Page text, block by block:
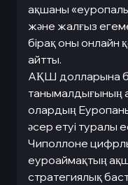
ақшаны
және жалғыз
бірақ оны онлайн
айтты.
АҚШ долларына
танымалдығының
олардың
әсер етуі туралы
Чиполлоне
еуроаймақтың
стратегиялық